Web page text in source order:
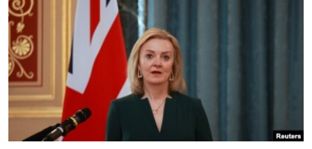
СПЕЦПРОЕКТИ
ДЕПОРТАЦІЯ
ВІДЕОУРОКИ «ELIFBE»
СВІДЧЕННЯ ОКУПАЦІЇ
УКРАЇНСЬКА ПРОБЛЕМА КРИМУ
ІНФОГРАФІКА
ЯК ОБІЙТИ БЛОКУВАННЯ
Русский
Qırımtatar
ДОЛУЧАЙСЯ!